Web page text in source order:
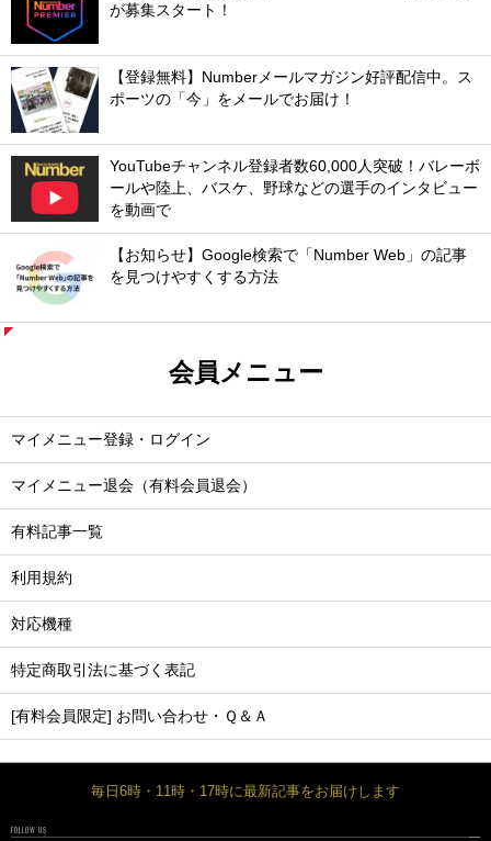
が募集スタート！
【登録無料】Numberメールマガジン好評配信中。ス
ポーツの「今」をメールでお届け！
YouTubeチャンネル登録者数60,000人突破！バレーボ
ールや陸上、バスケ、野球などの選手のインタビュー
を動画で
【お知らせ】Google検索で「Number Web」の記事
を見つけやすくする方法
会員メニュー
マイメニュー登録・ログイン
マイメニュー退会（有料会員退会）
有料記事一覧
利用規約
対応機種
特定商取引法に基づく表記
[有料会員限定] お問い合わせ・Ｑ＆Ａ
毎日6時・11時・17時に最新記事をお届けします
FOLLOW US